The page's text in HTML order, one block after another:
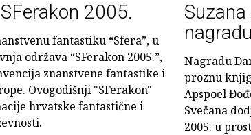
2005.
fantastiku “Sfera”, u
održava “SFerakon 2005.”,
znanstvene fantastike i
Ovogodišnji "SFerakon"
hrvatske fantastične i
Nagradu
proznu
Apspoel
Svečana
2005. u